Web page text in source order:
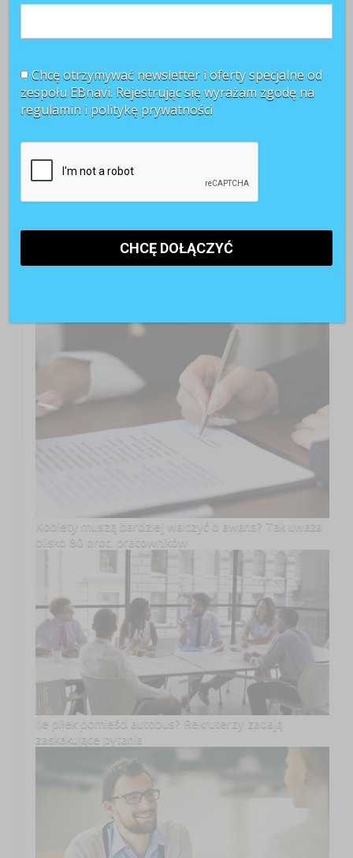
TOP 3 miesiąca
Kobiety muszą bardziej walczyć o awans? Tak uważa
blisko 80 proc. pracowników
Ile piłek pomieści autobus? Rekruterzy zadają
zaskakujące pytania
Chcę otrzymywać newsletter i oferty specjalne od
zespołu EBnavi. Rejestrując się wyrażam zgodę na
regulamin i politykę prywatności